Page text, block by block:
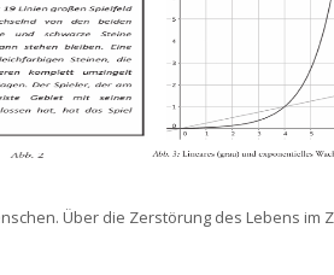
Über die Zerstörung des Lebens